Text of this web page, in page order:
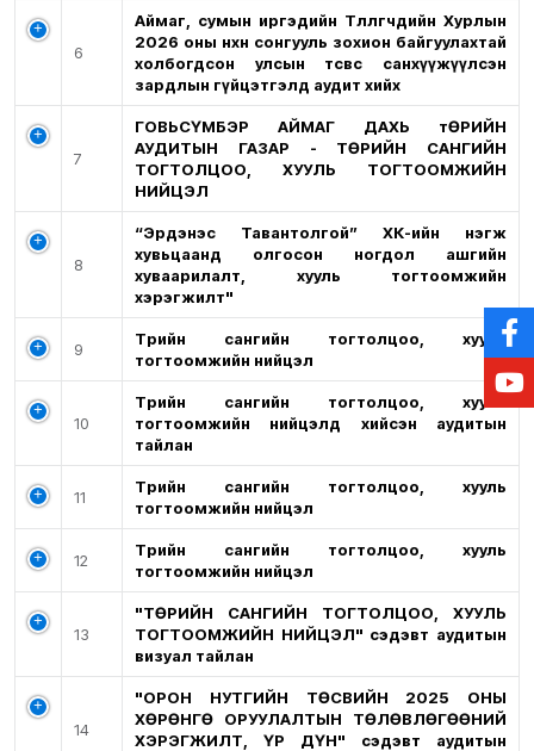
6
Аймаг, сумын иргэдийн Төлөөлөгчдийн Хурлын
2026 оны нөхөн сонгууль зохион байгуулахтай
холбогдсон улсын төсвөөс санхүүжүүлсэн
зардлын гүйцэтгэлд аудит хийх
7
ГОВЬСҮМБЭР АЙМАГ ДАХЬ тӨРИЙН
АУДИТЫН ГАЗАР - ТӨРИЙН САНГИЙН
ТОГТОЛЦОО, ХУУЛЬ ТОГТООМЖИЙН
НИЙЦЭЛ
8
“Эрдэнэс Тавантолгой” ХК-ийн нэгж
хувьцаанд олгосон ногдол ашгийн
хуваарилалт, хууль тогтоомжийн
хэрэгжилт"
9
Төрийн сангийн тогтолцоо, хууль
тогтоомжийн нийцэл
10
Төрийн сангийн тогтолцоо, хууль
тогтоомжийн нийцэлд хийсэн аудитын
тайлан
11
Төрийн сангийн тогтолцоо, хууль
тогтоомжийн нийцэл
12
Төрийн сангийн тогтолцоо, хууль
тогтоомжийн нийцэл
13
"ТӨРИЙН САНГИЙН ТОГТОЛЦОО, ХУУЛЬ
ТОГТООМЖИЙН НИЙЦЭЛ" сэдэвт аудитын
визуал тайлан
14
"ОРОН НУТГИЙН ТӨСВИЙН 2025 ОНЫ
ХӨРӨНГӨ ОРУУЛАЛТЫН ТӨЛӨВЛӨГӨӨНИЙ
ХЭРЭГЖИЛТ, ҮР ДҮН" сэдэвт аудитын